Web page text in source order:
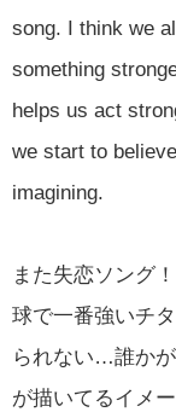
song. I think we
something
helps us act
we start to
imagining.
また失恋ソング
球で一番強いチ
られない…誰か
が描いてるイメ